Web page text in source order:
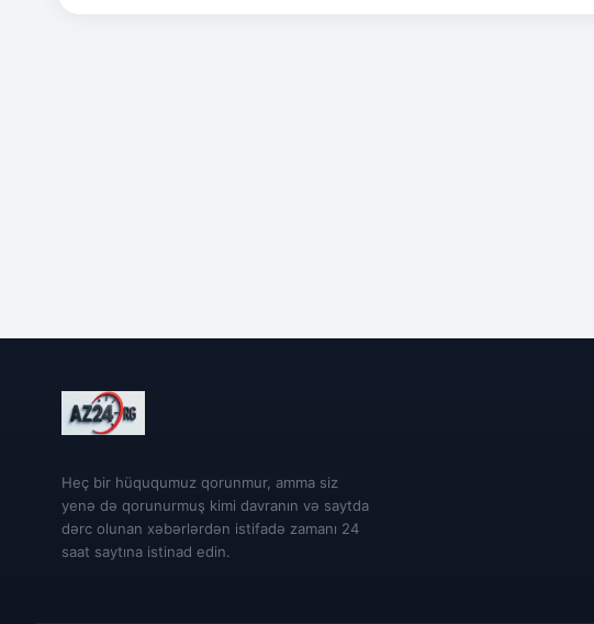
Heç bir hüququmuz qorunmur, amma siz
yenə də qorunurmuş kimi davranın və saytda
dərc olunan xəbərlərdən istifadə zamanı 24
saat saytına istinad edin.